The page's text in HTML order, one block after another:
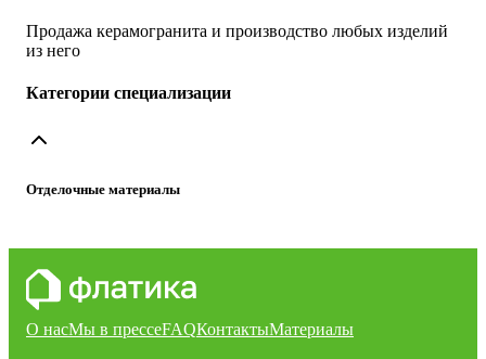
Продажа керамогранита и производство любых изделий
из него
Категории специализации
Отделочные материалы
О насМы в прессеFAQКонтактыМатериалы